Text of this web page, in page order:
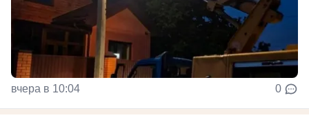
вчера в 10:04 0